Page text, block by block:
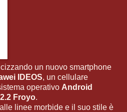
un nuovo smartphone
IDEOS, un cellulare
operativo Android
Froyo.
linee morbide e il suo stile è